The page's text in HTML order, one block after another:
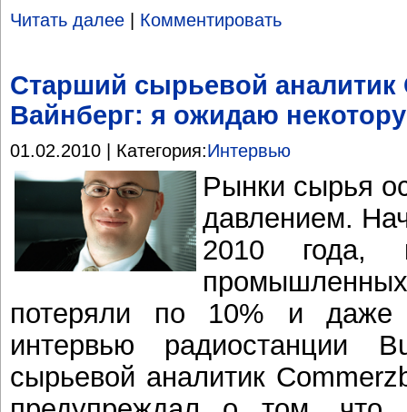
Читать далее | Комментировать
Старший сырьевой аналитик
Вайнберг: я ожидаю
01.02.2010 | Категория:Интервью
Рынки сырья
давлением.
2010 года,
потеряли по 10% и
интервью радиостанции
сырьевой аналитик